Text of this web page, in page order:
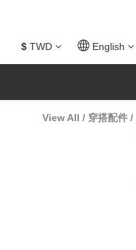
$ TWD English
View All / 穿搭配件 /